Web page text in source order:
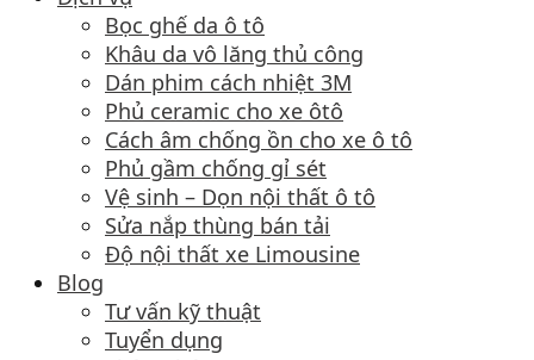
Bọc ghế da ô tô
Khâu da vô lăng thủ công
Dán phim cách nhiệt 3M
Phủ ceramic cho xe ôtô
Cách âm chống ồn cho xe ô tô
Phủ gầm chống gỉ sét
Vệ sinh – Dọn nội thất ô tô
Sửa nắp thùng bán tải
Độ nội thất xe Limousine
Blog
Tư vấn kỹ thuật
Tuyển dụng